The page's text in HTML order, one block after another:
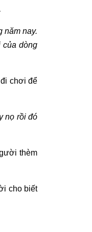
năm nay.
của dòng
chơi để
nọ rồi đó
thèm
cho biết